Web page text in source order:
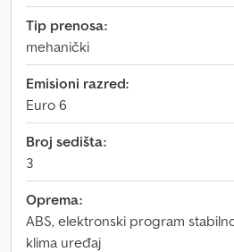
Tip prenosa:
mehanički
Emisioni razred:
Euro 6
Broj sedišta:
3
Oprema:
ABS, elektronski program
klima uređaj